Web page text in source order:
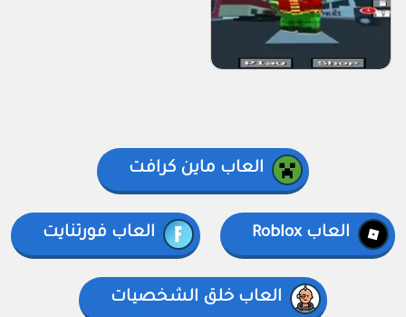
العاب ماين كرافت
العاب Roblox العاب فورتنايت
العاب خلق الشخصيات